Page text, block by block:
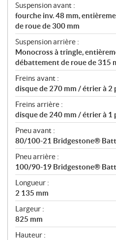
Suspension avant :
fourche inv. 48 mm,
de roue de 300 mm
Suspension arrière :
Monocross à tringle,
débattement de roue de 315
Freins avant :
disque de 270 mm / étrier à 2
Freins arrière :
disque de 240 mm / étrier à 1
Pneu avant :
80/100-21 Bridgestone®
Pneu arrière :
100/90-19 Bridgestone®
Longueur :
2 135 mm
Largeur :
825 mm
Hauteur :